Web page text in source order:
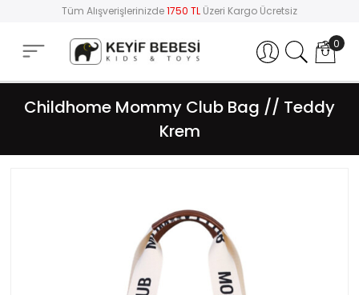
Tüm Alışverişlerinizde1750 TL Üzeri Kargo Ücretsiz
Hesabım 0
Childhome Mommy Club Bag // Teddy
Krem